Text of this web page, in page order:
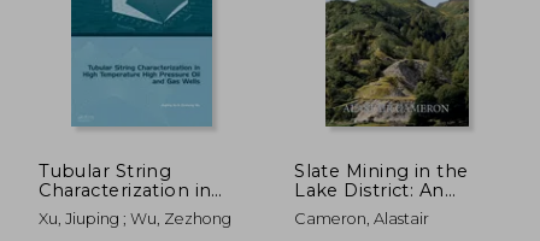
Tubular String
Characterization in
High Temperature
High Pressure Oil and
Xu, Jiuping ; Wu, Zezhong
Slate Mining in the
Lake District: An
Illustrated History (en
Inglés)
Cameron, Alastair